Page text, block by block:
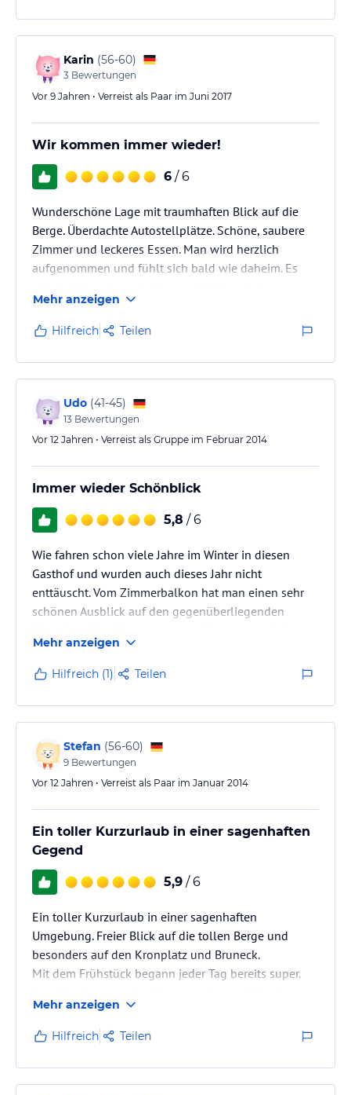
Karin (56-60)
3 Bewertungen
Vor 9 Jahren • Verreist als Paar im Juni 2017
Wir kommen immer wieder!
6 / 6
Wunderschöne Lage mit traumhaften Blick auf die
Berge. Überdachte Autostellplätze. Schöne, saubere
Zimmer und leckeres Essen. Man wird herzlich
aufgenommen und fühlt sich bald wie daheim. Es
Sonnenterrasse. Wir kommen wieder!!
Mehr anzeigen
Hilfreich Teilen
Udo (41-45)
13 Bewertungen
Vor 12 Jahren • Verreist als Gruppe im Februar 2014
Immer wieder Schönblick
5,8 / 6
Wie fahren schon viele Jahre im Winter in diesen
Gasthof und wurden auch dieses Jahr nicht
enttäuscht. Vom Zimmerbalkon hat man einen sehr
schönen Ausblick auf den gegenüberliegenden
Ausblick mit einem kleinen Umweg bei Ausflügen in
die Umgebung - für uns war dies aber kein Problem,
vor allem weil die Zufahrtsstraßen immer gut
geräumt sind. Neuerdings gibt es dort sogar
kostenfrei WLAN bis zu den Zimmern in der ersten
Etage. Der größte Pluspunkt des Gasthofes sind…
Mehr anzeigen
Hilfreich (1) Teilen
Stefan (56-60)
9 Bewertungen
Vor 12 Jahren • Verreist als Paar im Januar 2014
Ein toller Kurzurlaub in einer sagenhaften
Gegend
5,9 / 6
Ein toller Kurzurlaub in einer sagenhaften
Umgebung. Freier Blick auf die tollen Berge und
besonders auf den Kronplatz und Bruneck.
Mit dem Frühstück begann jeder Tag bereits super.
Spezialitäten ließ keine Wünsche offen. Danach gab
es noch einen Drink in der stilvollen Hausbar.
Direkt unten an der Hauptstraße von Bruneck nach
Toblach liegt die Talstation der Bergbahn zum
Kronplatz. Auch internationale Wettkämpfe z.B.
Mehr anzeigen
Hilfreich Teilen